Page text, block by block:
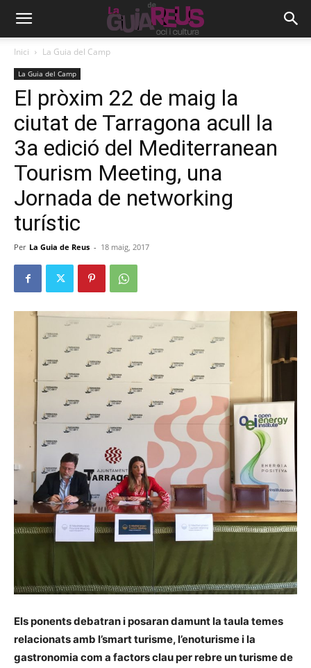
Inici La Guia del Camp
La Guia del Camp
El pròxim 22 de maig la
ciutat de Tarragona acull la
3a edició del Mediterranean
Tourism Meeting, una
Jornada de networking
turístic
Per La Guia de Reus - 18 maig, 2017
Els ponents debatran i posaran damunt la taula temes
relacionats amb l’smart turisme, l’enoturisme i la
gastronomia com a factors clau per rebre un turisme de